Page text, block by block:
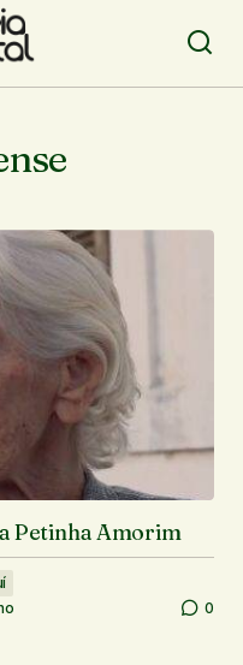
Petinha Amorim
0